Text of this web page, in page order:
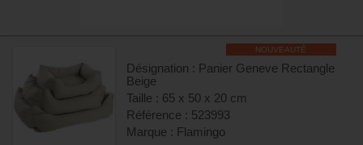
NOUVEAUTÉ
Désignation : Panier Geneve Rectangle
Beige
Taille : 65 x 50 x 20 cm
Référence : 523993
Marque : Flamingo